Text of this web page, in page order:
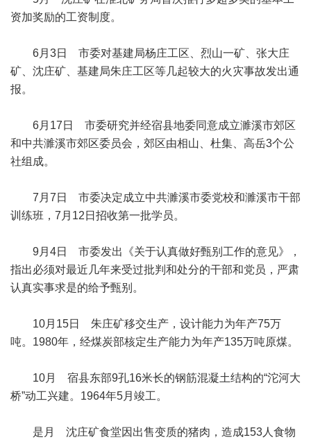
资加奖励的工资制度。
6月3日 市委对基建局杨庄工区、烈山一矿、张大庄
矿、沈庄矿、基建局朱庄工区等几起较大的火灾事故发出通
报。
6月17日 市委研究并经宿县地委同意成立濉溪市郊区
和中共濉溪市郊区委员会，郊区由相山、杜集、高岳3个公
社组成。
7月7日 市委决定成立中共濉溪市委党校和濉溪市干部
训练班，7月12日招收第一批学员。
9月4日 市委发出《关于认真做好甄别工作的意见》，
指出必须对最近几年来受过批判和处分的干部和党员，严肃
认真实事求是的给予甄别。
10月15日 朱庄矿移交生产，设计能力为年产75万
吨。1980年，经煤炭部核定生产能力为年产135万吨原煤。
10月 宿县东部9孔16米长的钢筋混凝土结构的“沱河大
桥”动工兴建。1964年5月竣工。
是月 沈庄矿食堂因出售变质的猪肉，造成153人食物